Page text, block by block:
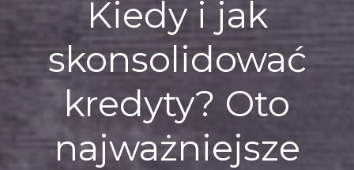
Kiedy i jak
skonsolidować
kredyty? Oto
najważniejsze